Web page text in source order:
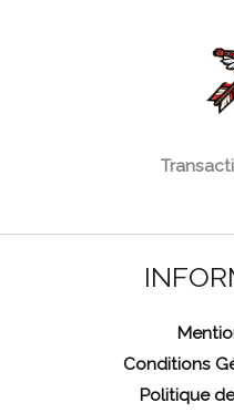
Conditions
Politique